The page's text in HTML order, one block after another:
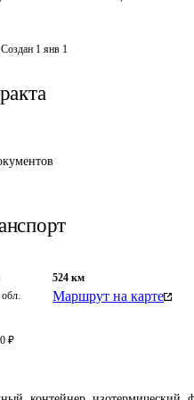
Создан 1 янв 1
524 км
Маршрут на карте
₽